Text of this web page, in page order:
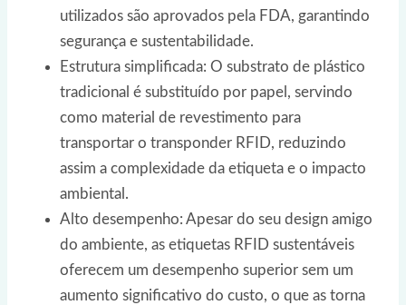
utilizados são aprovados pela FDA, garantindo
segurança e sustentabilidade.
Estrutura simplificada: O substrato de plástico
tradicional é substituído por papel, servindo
como material de revestimento para
transportar o transponder RFID, reduzindo
assim a complexidade da etiqueta e o impacto
ambiental.
Alto desempenho: Apesar do seu design amigo
do ambiente, as etiquetas RFID sustentáveis
oferecem um desempenho superior sem um
aumento significativo do custo, o que as torna